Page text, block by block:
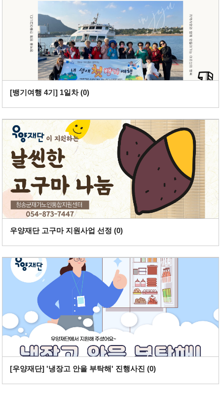
[뱅기여행 4기] 1일차 (0)
우양재단 고구마 지원사업 선정 (0)
[우양재단] '냉장고 안을 부탁해' 진행사진 (0)